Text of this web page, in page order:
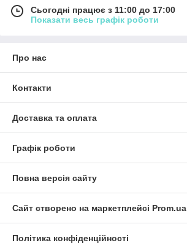
Сьогодні працює з 11:00 до 17:00
Показати весь графік роботи
Про нас
Контакти
Доставка та оплата
Графік роботи
Повна версія сайту
Сайт створено на маркетплейсі Prom.ua
Політика конфіденційності